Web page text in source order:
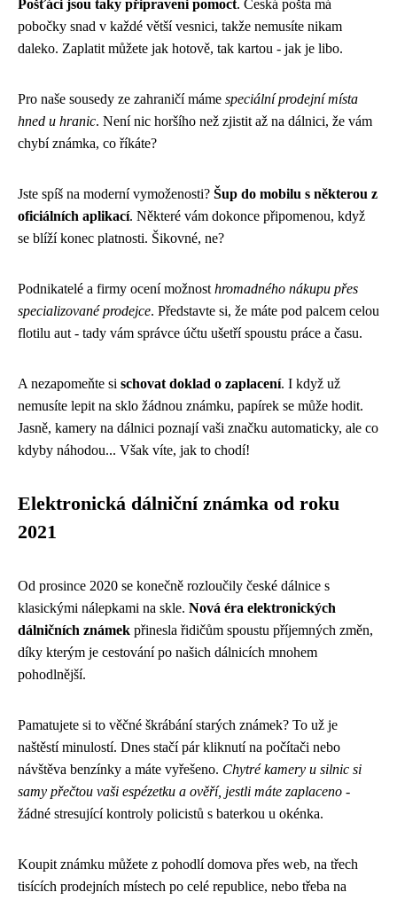
Pošťáci jsou taky připraveni pomoct. Česká pošta má
pobočky snad v každé větší vesnici, takže nemusíte nikam
daleko. Zaplatit můžete jak hotově, tak kartou - jak je libo.
Pro naše sousedy ze zahraničí máme speciální prodejní místa
hned u hranic. Není nic horšího než zjistit až na dálnici, že vám
chybí známka, co říkáte?
Jste spíš na moderní vymoženosti? Šup do mobilu s některou z
oficiálních aplikací. Některé vám dokonce připomenou, když
se blíží konec platnosti. Šikovné, ne?
Podnikatelé a firmy ocení možnost hromadného nákupu přes
specializované prodejce. Představte si, že máte pod palcem celou
flotilu aut - tady vám správce účtu ušetří spoustu práce a času.
A nezapomeňte si schovat doklad o zaplacení. I když už
nemusíte lepit na sklo žádnou známku, papírek se může hodit.
Jasně, kamery na dálnici poznají vaši značku automaticky, ale co
kdyby náhodou... Však víte, jak to chodí!
Elektronická dálniční známka od roku
2021
Od prosince 2020 se konečně rozloučily české dálnice s
klasickými nálepkami na skle. Nová éra elektronických
dálničních známek přinesla řidičům spoustu příjemných změn,
díky kterým je cestování po našich dálnicích mnohem
pohodlnější.
Pamatujete si to věčné škrábání starých známek? To už je
naštěstí minulostí. Dnes stačí pár kliknutí na počítači nebo
návštěva benzínky a máte vyřešeno. Chytré kamery u silnic si
samy přečtou vaši espézetku a ověří, jestli máte zaplaceno -
žádné stresující kontroly policistů s baterkou u okénka.
Koupit známku můžete z pohodlí domova přes web, na třech
tisících prodejních místech po celé republice, nebo třeba na